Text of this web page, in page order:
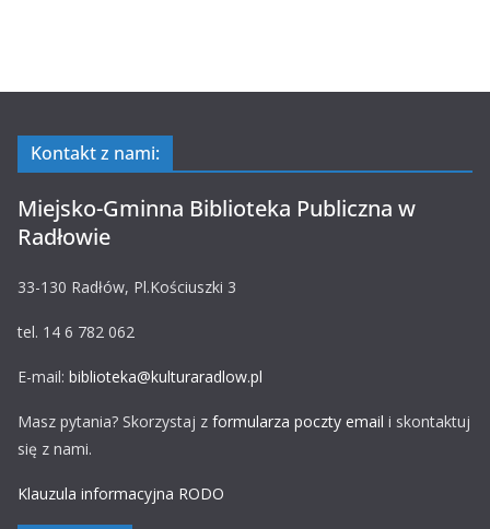
Kontakt z nami:
Miejsko-Gminna Biblioteka Publiczna w
Radłowie
33-130 Radłów, Pl.Kościuszki 3
tel. 14 6 782 062
E-mail: biblioteka@kulturaradlow.pl
Masz pytania? Skorzystaj z formularza poczty email i skontaktuj
się z nami.
Klauzula informacyjna RODO